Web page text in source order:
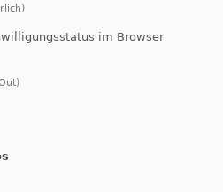
2026)
Schwabach"
im Browser